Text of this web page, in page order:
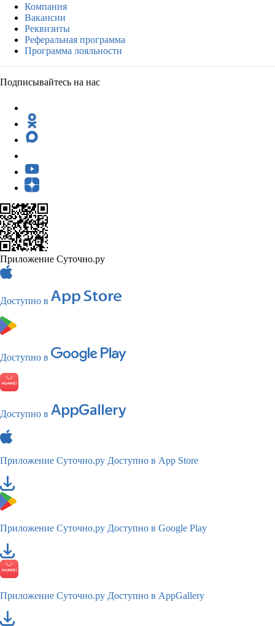
Компания
Вакансии
Реквизиты
Реферальная программа
Программа лояльности
Подписывайтесь на нас
Приложение Суточно.ру
Доступно в
Доступно в
Доступно в
Приложение Суточно.ру Доступно в App Store
Приложение Суточно.ру Доступно в Google Play
Приложение Суточно.ру Доступно в AppGallery